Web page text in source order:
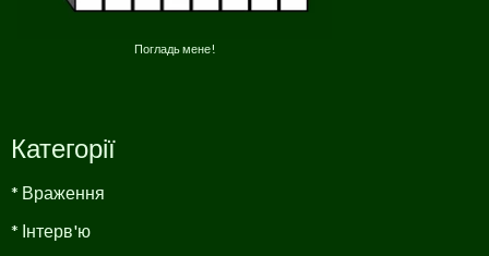
Погладь мене!
Категорії
* Враження
* Інтерв'ю